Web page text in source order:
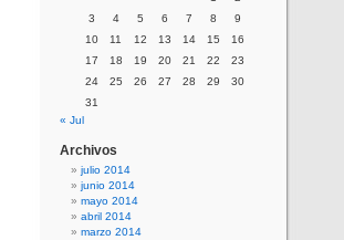
3
4 5 6 7 8
9
10
11 12 13 14 15
16
17
18 19 20 21 22
23
24
25 26 27 28 29
30
31
« Jul
Archivos
julio 2014
junio 2014
mayo 2014
abril 2014
marzo 2014